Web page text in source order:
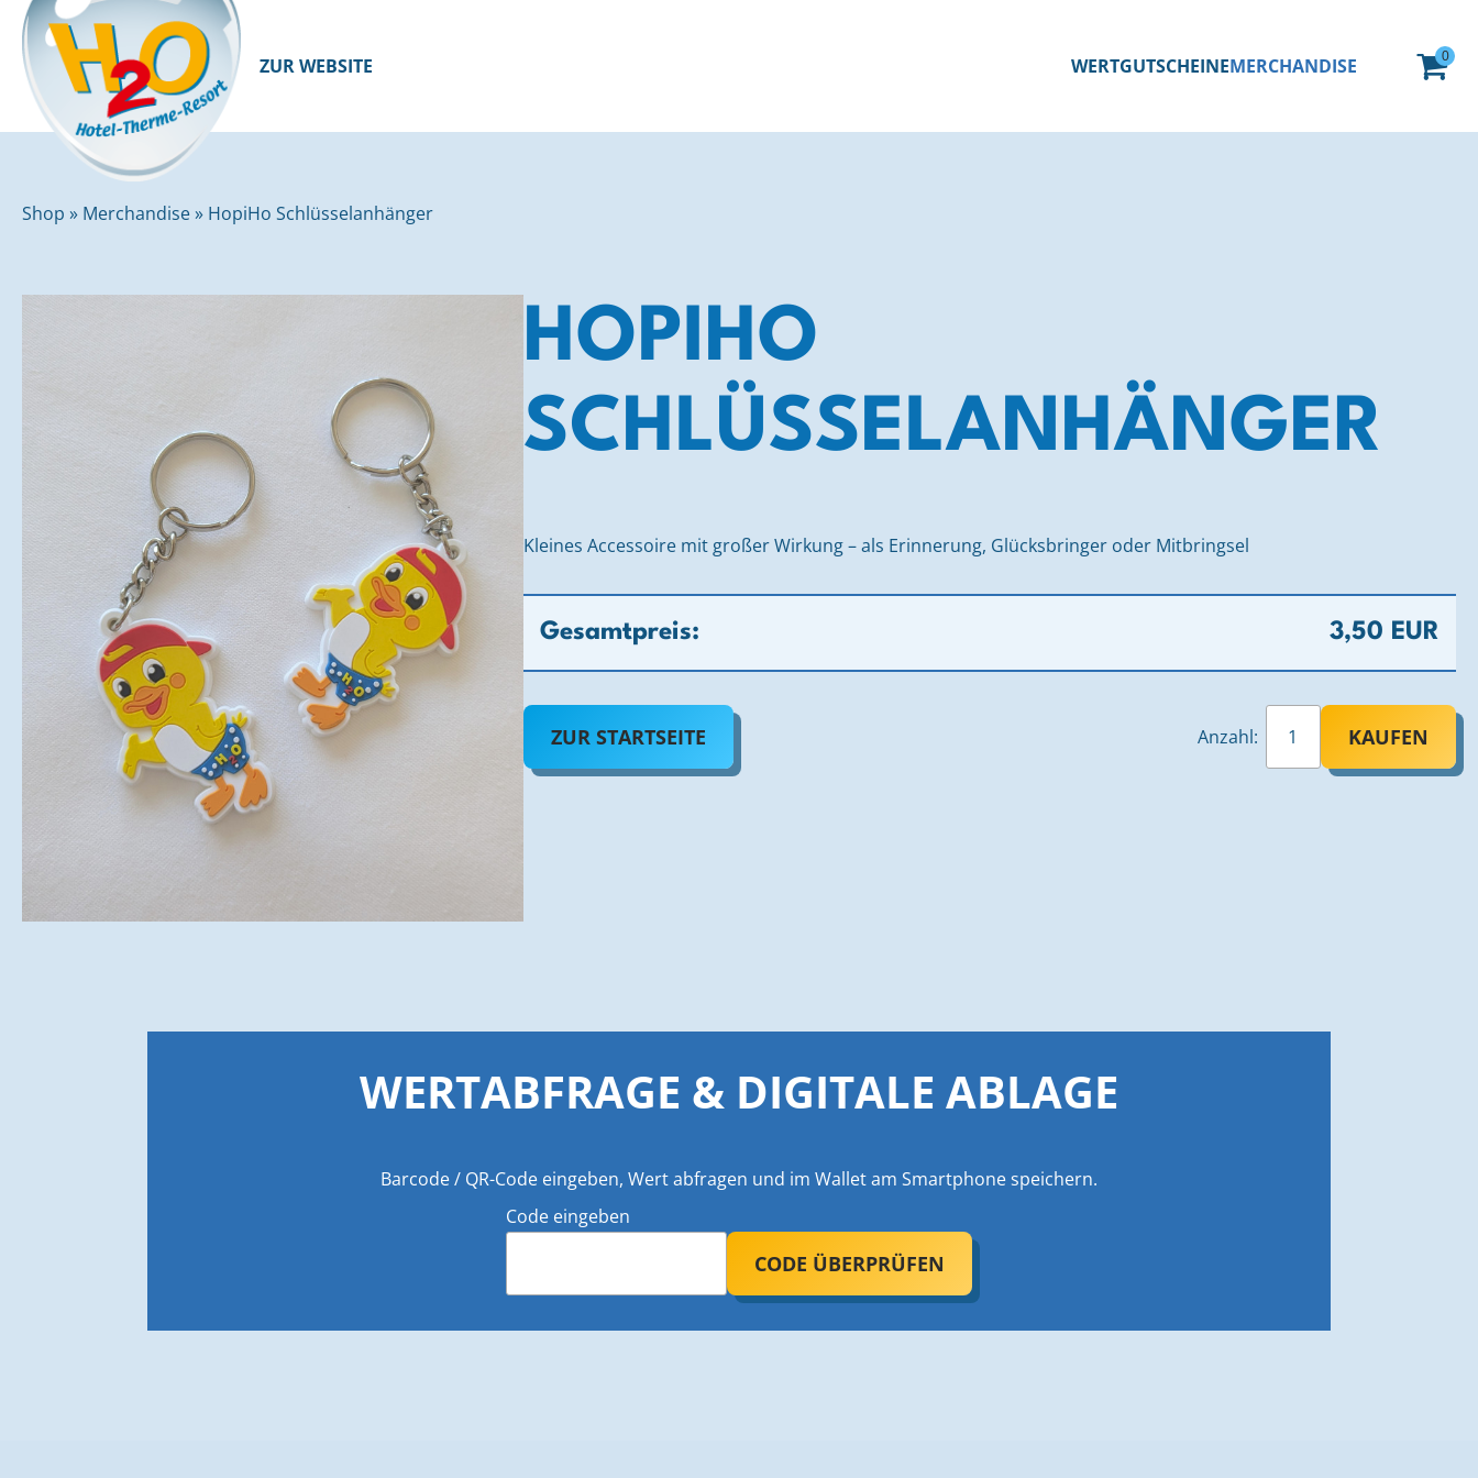
ZUR WEBSITE WERTGUTSCHEINEMERCHANDISE 0
Shop » Merchandise» HopiHo Schlüsselanhänger
HOPIHO
SCHLÜSSELANHÄNGER
Kleines Accessoire mit großer Wirkung – als Erinnerung, Glücksbringer oder Mitbringsel
Gesamtpreis: 3,50 EUR
Anzahl: KAUFEN
ZUR STARTSEITE
WERTABFRAGE & DIGITALE ABLAGE
Barcode / QR-Code eingeben, Wert abfragen und im Wallet am Smartphone speichern.
Code eingeben
CODE ÜBERPRÜFEN